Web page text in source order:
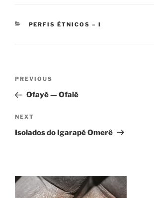
CATEGORIES
PERFIS ÉTNICOS – I
Previous
Post
PREVIOUS
Ofayé — Ofaié
Next
Post
NEXT
Isolados do Igarapé Omerê